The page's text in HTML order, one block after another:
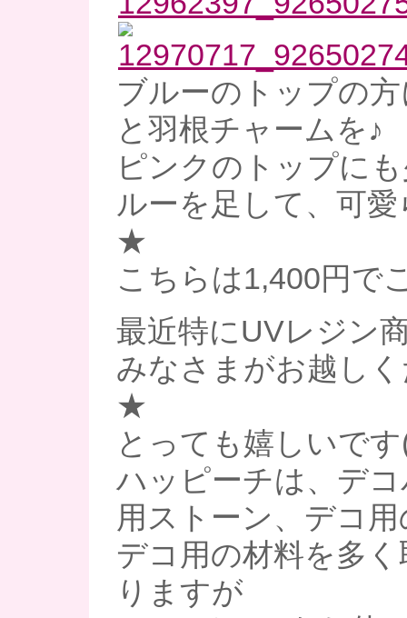
ブルーのトップの
と羽根チャームを♪
ピンクのトップに
ルーを足して、可
★
こちらは1,400円で
最近特にUVレジン
みなさまがお越し
★
とっても嬉しいで
ハッピーチは、デ
用ストーン、デコ
デコ用の材料を多
りますが